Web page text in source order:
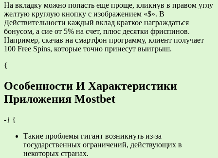
На вкладку можно попасть еще проще, кликнув в правом углу
желтую круглую кнопку с изображением «$». В
Действительности каждый вклад краткое награждаться
бонусом, а сие от 5% на счет, плюс десятки фриспинов.
Например, скачав на смартфон программу, клиент получает
100 Free Spins, которые точно принесут выигрыш.
{
Особенности И Характеристики
Приложения Mostbet
-} {
Такие проблемы гигант возникнуть из-за
государственных ограничений, действующих в
некоторых странах.